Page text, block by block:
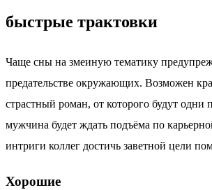
быстрые трактовки
Чаще сны на змеиную тематику
предательстве окружающих. Возможен
страстный роман, от которого будут
мужчина будет ждать подъёма по
интриги коллег достичь заветной цели
Хорошие